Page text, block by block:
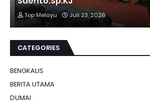
Top Melayu Juli 23, 2026
CATEGORIES
BENGKALIS
BERITA UTAMA
DUMAI